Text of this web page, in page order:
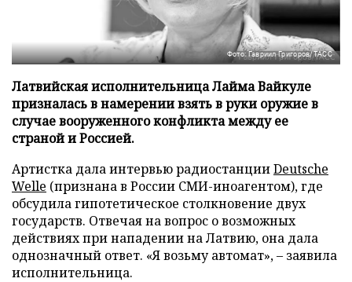
Фото: Гавриил Григоров/ТАСС
Латвийская исполнительница Лайма Вайкуле
призналась в намерении взять в руки оружие в
случае вооруженного конфликта между ее
страной и Россией.
Артистка дала интервью радиостанцииDeutsche
Welle (признана в России СМИ-иноагентом), где
обсудила гипотетическое столкновение двух
государств. Отвечая на вопрос о возможных
действиях при нападении на Латвию, она дала
однозначный ответ. «Я возьму автомат», – заявила
исполнительница.